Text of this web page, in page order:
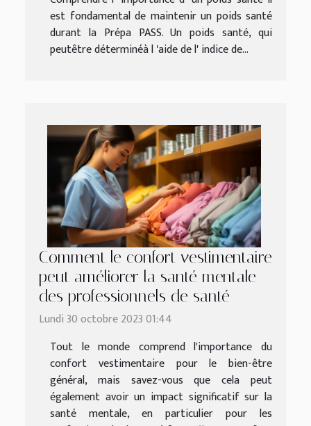
est fondamental de maintenir un poids santé
durant la Prépa PASS. Un poids santé, qui
peutêtre déterminéà l 'aide de l' indice de...
Comment le confort vestimentaire
peut améliorer la santé mentale
des professionnels de santé
Lundi 30 octobre 2023 01:44
Tout le monde comprend l'importance du
confort vestimentaire pour le bien-être
général, mais savez-vous que cela peut
également avoir un impact significatif sur la
santé mentale, en particulier pour les